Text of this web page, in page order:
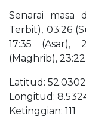
Senarai masa
Terbit), 03:26
17:35 (Asar),
(Maghrib),
Latitud:
Longitud:
Ketinggian: 111